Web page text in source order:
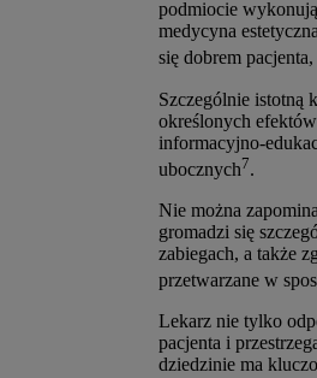
podmiocie
medycyna
się dobrem
Szczególnie istotną
określonych
informacyjno-
ubocznych7.
Nie można
gromadzi się
zabiegach, a także
przetwarzane w
Lekarz nie tylko
pacjenta i
dziedzinie ma